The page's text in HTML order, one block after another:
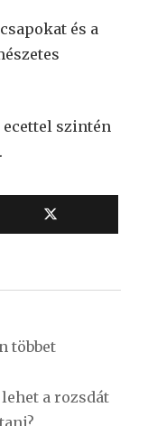
és a
ecettel szintén
többet
a rozsdát